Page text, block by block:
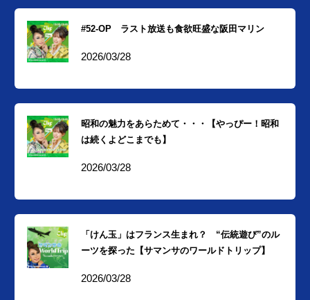
#52-OP ラスト放送も食欲旺盛な阪田マリン
2026/03/28
昭和の魅力をあらためて・・・【やっぴー！昭和
は続くよどこまでも】
2026/03/28
「けん玉」はフランス生まれ？ “伝統遊び”のル
ーツを探った【サマンサのワールドトリップ】
2026/03/28